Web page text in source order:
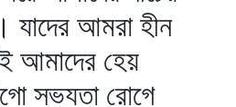
যাদের আমরা হীন
আমাদের হেয়
সভ্যতা রোগে